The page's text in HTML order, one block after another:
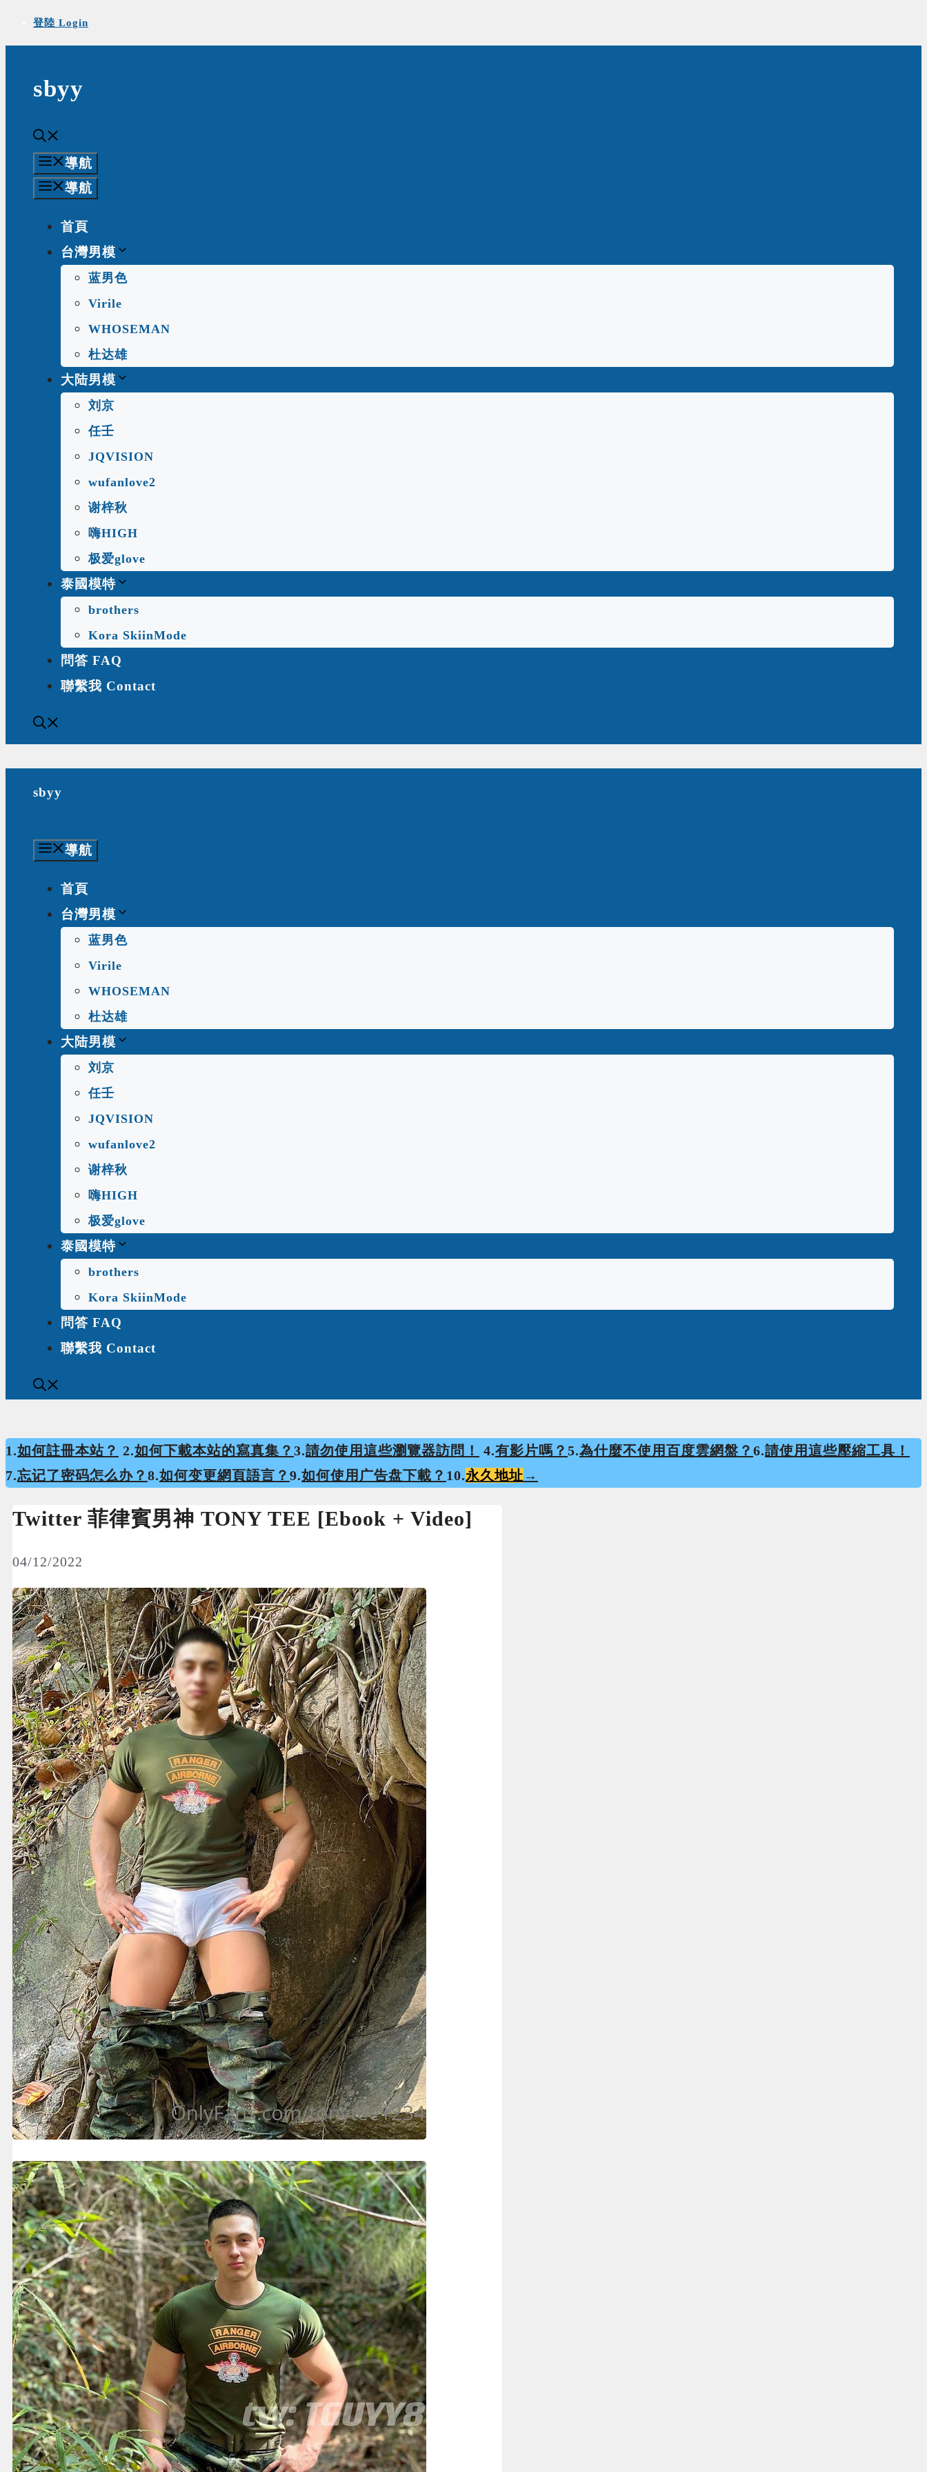
to
登陸 Login
sbyy
導航
導航
首頁
台灣男模
蓝男色
Virile
WHOSEMAN
杜达雄
大陆男模
刘京
任壬
JQVISION
wufanlove2
谢梓秋
嗨HIGH
极爱glove
泰國模特
brothers
Kora SkiinMode
問答 FAQ
聯繫我 Contact
sbyy
導航
首頁
台灣男模
蓝男色
Virile
WHOSEMAN
杜达雄
大陆男模
刘京
任壬
JQVISION
wufanlove2
谢梓秋
嗨HIGH
极爱glove
泰國模特
brothers
Kora SkiinMode
問答 FAQ
聯繫我 Contact
1.如何註冊本站？ 2.如何下載本站的寫真集？ 3.請勿使用這些瀏覽器訪問！ 4.有影片嗎？ 5.為什麼不使用百度雲網盤？ 6.請使用這些壓縮工具！
7.忘记了密码怎么办？ 8.如何变更網頁語言？ 9.如何使用广告盘下載？ 10.永久地址 →
Twitter 菲律賓男神 TONY TEE [Ebook + Video]
04/12/2022